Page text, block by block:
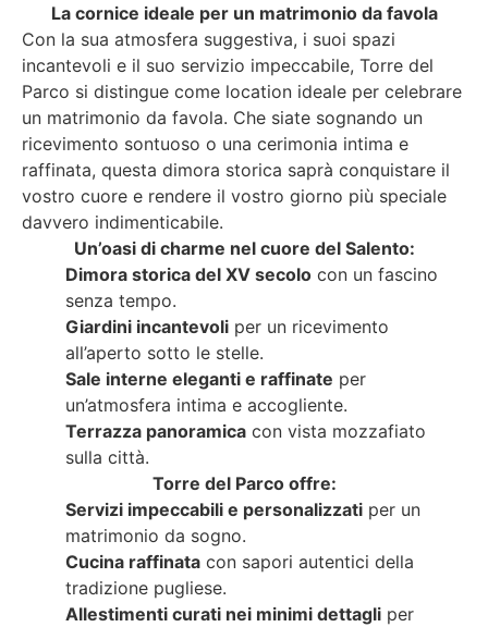
La cornice ideale per un matrimonio da favola
Con la sua atmosfera suggestiva, i suoi spazi
incantevoli e il suo servizio impeccabile, Torre del
Parco si distingue come location ideale per celebrare
un matrimonio da favola. Che siate sognando un
ricevimento sontuoso o una cerimonia intima e
raffinata, questa dimora storica saprà conquistare il
vostro cuore e rendere il vostro giorno più speciale
davvero indimenticabile.
Un’oasi di charme nel cuore del Salento:
Dimora storica del XV secolo con un fascino
senza tempo.
Giardini incantevoli per un ricevimento
all’aperto sotto le stelle.
Sale interne eleganti e raffinate per
un’atmosfera intima e accogliente.
Terrazza panoramica con vista mozzafiato
sulla città.
Torre del Parco offre:
Servizi impeccabili e personalizzati per un
matrimonio da sogno.
Cucina raffinata con sapori autentici della
tradizione pugliese.
Allestimenti curati nei minimi dettagli per